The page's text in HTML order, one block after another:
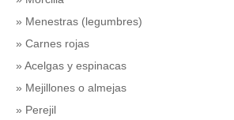
Menestras (legumbres)
Carnes rojas
Acelgas y espinacas
Mejillones o almejas
Perejil